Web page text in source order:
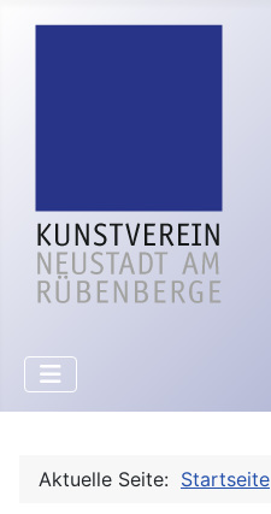
Aktuelle Seite: Startseite